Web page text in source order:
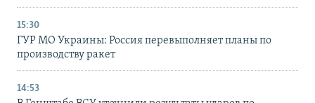
15:30
ГУР МО Украины: Россия перевыполняет планы по
производству ракет
14:53